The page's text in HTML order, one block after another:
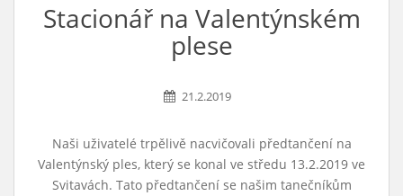
Stacionář na Valentýnském
plese
21.2.2019
Naši uživatelé trpělivě nacvičovali předtančení na
Valentýnský ples, který se konal ve středu 13.2.2019 ve
Svitavách. Tato předtančení se našim tanečníkům